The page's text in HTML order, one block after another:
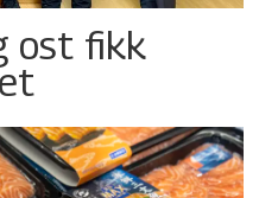
ost fikk